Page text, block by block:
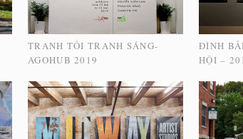
TRANH TỐI TRANH SÁNG-
AGOHUB 2019
ĐÌNH
HỘI –